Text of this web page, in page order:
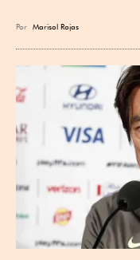
Por Marisol Rojas